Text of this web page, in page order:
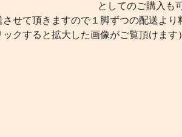
としてのご購入も
させて頂きますので１脚ずつの配送より
クすると拡大した画像がご覧頂けます）